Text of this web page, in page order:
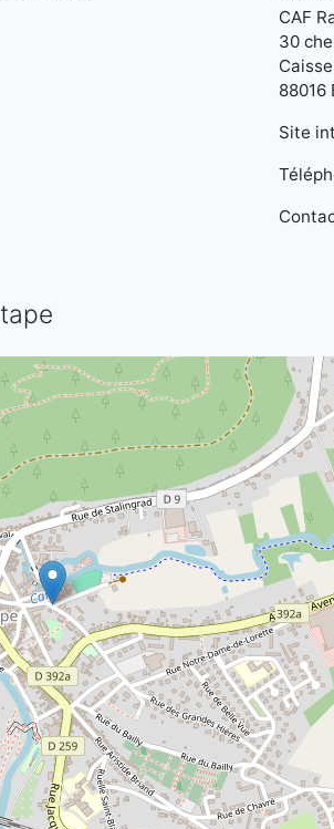
CAF
30
88016
Site